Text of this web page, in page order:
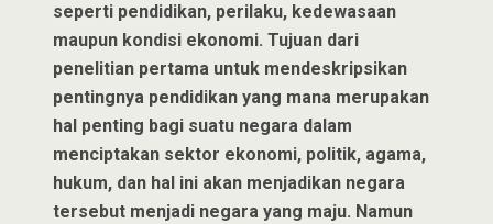
seperti pendidikan, perilaku, kedewasaan
maupun kondisi ekonomi. Tujuan dari
penelitian pertama untuk mendeskripsikan
pentingnya pendidikan yang mana merupakan
hal penting bagi suatu negara dalam
menciptakan sektor ekonomi, politik, agama,
hukum, dan hal ini akan menjadikan negara
tersebut menjadi negara yang maju. Namun